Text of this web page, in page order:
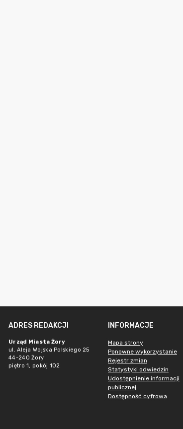
ADRES REDAKCJI
Urząd Miasta Żory
ul. Aleja Wojska Polskiego 25
44-240 Żory
piętro 1, pokój 102
INFORMACJE
Mapa strony
Ponowne wykorzystanie
Rejestr zmian
Statystyki odwiedzin
Udostępnienie informacji
publicznej
Dostępność cyfrowa